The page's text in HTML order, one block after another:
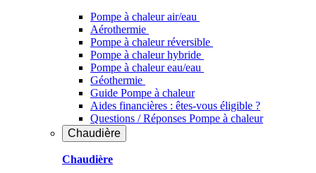
Pompe à chaleur air/eau
Aérothermie
Pompe à chaleur réversible
Pompe à chaleur hybride
Pompe à chaleur​ eau/eau
Géothermie
Guide Pompe à chaleur
Aides financières : êtes-vous éligible ?
Questions / Réponses Pompe à chaleur
Chaudière
Chaudière